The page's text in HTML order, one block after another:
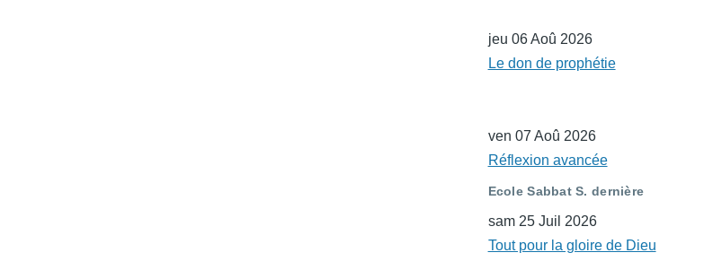
jeu 06 Aoû 2026
Le don de prophétie
ven 07 Aoû 2026
Réflexion avancée
Ecole Sabbat S. dernière
sam 25 Juil 2026
Tout pour la gloire de Dieu